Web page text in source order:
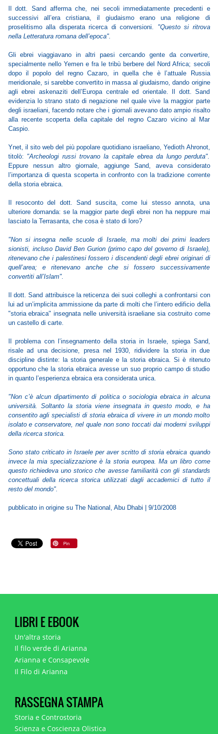
Il dott. Sand afferma che, nei secoli immediatamente precedenti e
successivi all’era cristiana, il giudaismo erano una religione di
proselitismo alla disperata ricerca di conversioni. "Questo si ritrova
nella Letteratura romana dell’epoca".
Gli ebrei viaggiavano in altri paesi cercando gente da convertire,
specialmente nello Yemen e fra le tribù berbere del Nord Africa; secoli
dopo il popolo del regno Cazaro, in quella che è l’attuale Russia
meridionale, si sarebbe convertito in massa al giudaismo, dando origine
agli ebrei askenaziti dell’Europa centrale ed orientale. Il dott. Sand
evidenzia lo strano stato di negazione nel quale vive la maggior parte
degli israeliani, facendo notare che i giornali avevano dato ampio risalto
alla recente scoperta della capitale del regno Cazaro vicino al Mar
Caspio.
Ynet, il sito web del più popolare quotidiano israeliano, Yedioth Ahronot,
titolò: "Archeologi russi trovano la capitale ebrea da lungo perduta".
Eppure nessun altro giornale, aggiunge Sand, aveva considerato
l’importanza di questa scoperta in confronto con la tradizione corrente
della storia ebraica.
Il resoconto del dott. Sand suscita, come lui stesso annota, una
ulteriore domanda: se la maggior parte degli ebrei non ha neppure mai
lasciato la Terrasanta, che cosa è stato di loro?
"Non si insegna nelle scuole di Israele, ma molti dei primi leaders
sionisti, incluso David Ben Gurion (primo capo del governo di Israele),
ritenevano che i palestinesi fossero i discendenti degli ebrei originari di
quell’area; e ritenevano anche che si fossero successivamente
convertiti all’Islam".
Il dott. Sand attribuisce la reticenza dei suoi colleghi a confrontarsi con
lui ad un’implicita ammissione da parte di molti che l’intero edificio della
"storia ebraica" insegnata nelle università israeliane sia costruito come
un castello di carte.
Il problema con l’insegnamento della storia in Israele, spiega Sand,
risale ad una decisione, presa nel 1930, ridividere la storia in due
discipline distinte: la storia generale e la storia ebraica. Si è ritenuto
opportuno che la storia ebraica avesse un suo proprio campo di studio
in quanto l’esperienza ebraica era considerata unica.
"Non c’è alcun dipartimento di politica o sociologia ebraica in alcuna
università. Soltanto la storia viene insegnata in questo modo, e ha
consentito agli specialisti di storia ebraica di vivere in un mondo molto
isolato e conservatore, nel quale non sono toccati dai moderni sviluppi
della ricerca storica.
Sono stato criticato in Israele per aver scritto di storia ebraica quando
invece la mia specializzazione è la storia europea. Ma un libro come
questo richiedeva uno storico che avesse familiarità con gli standards
concettuali della ricerca storica utilizzati dagli accademici di tutto il
resto del mondo".
pubblicato in origine su The National, Abu Dhabi | 9/10/2008
LIBRI E EBOOK
Un'altra storia
Il filo verde di Arianna
Arianna e Consapevole
Il Filo di Arianna
RASSEGNA STAMPA
Storia e Controstoria
Scienza e Coscienza Olistica